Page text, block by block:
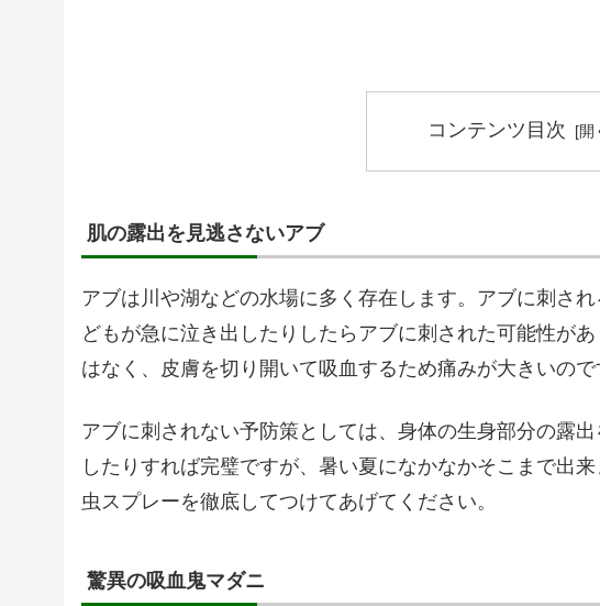
コンテンツ目次
肌の露出を見逃さないアブ
アブは川や湖などの水場に多く存在します。アブに刺さ
どもが急に泣き出したりしたらアブに刺された可能性が
はなく、皮膚を切り開いて吸血するため痛みが大きいので
アブに刺されない予防策としては、身体の生身部分の露
したりすれば完璧ですが、暑い夏になかなかそこまで出
虫スプレーを徹底してつけてあげてください。
驚異の吸血鬼マダニ